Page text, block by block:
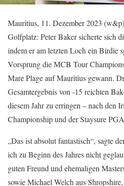
Mauritius, 11. Dezember 2023
Golfplatz: Peter Baker sicherte sich
indem er am letzten Loch ein Birdie
Vorsprung die MCB Tour
Mare Plage auf Mauritius gewann.
Gesamtergebnis von -15 reichten
diesem Jahr zu erringen – nach den
Championship und der Staysure
„Das ist absolut fantastisch“, sagte
ich zu Beginn des Jahres nicht
guten Freund und ehemaligen
sowie Michael Welch aus